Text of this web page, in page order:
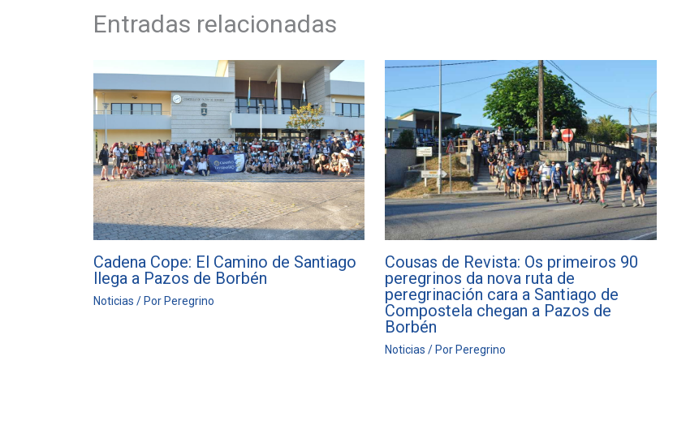
Entradas relacionadas
Cadena Cope: El Camino de Santiago
llega a Pazos de Borbén
Noticias / Por Peregrino
Cousas de Revista: Os primeiros 90
peregrinos da nova ruta de
peregrinación cara a Santiago de
Compostela chegan a Pazos de
Borbén
Noticias / Por Peregrino